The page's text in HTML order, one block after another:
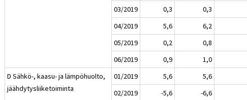
03/2019
0,3 0,3
04/2019
5,6 6,2
05/2019
0,2 0,8
06/2019
0,9 1,0
D Sähkö-, kaasu- ja lämpöhuolto,
jäähdytysliiketoiminta
01/2019 5,6 5,6
02/2019
-5,6 -6,6